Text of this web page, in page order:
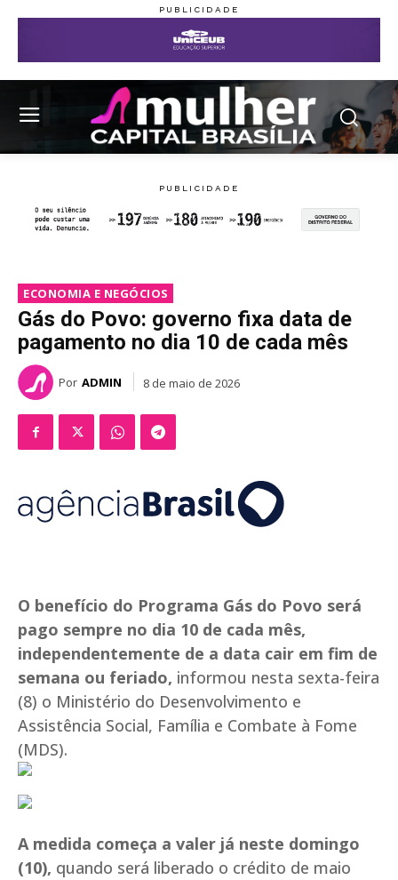
ECONOMIA E NEGÓCIOS
Gás do Povo: governo fixa data de
pagamento no dia 10 de cada mês
Por ADMIN 8 de maio de 2026
O benefício do Programa Gás do Povo será
pago sempre no dia 10 de cada mês,
independentemente de a data cair em fim de
semana ou feriado, informou nesta sexta-feira
(8) o Ministério do Desenvolvimento e
Assistência Social, Família e Combate à Fome
(MDS).
A medida começa a valer já neste domingo
(10), quando será liberado o crédito de maio